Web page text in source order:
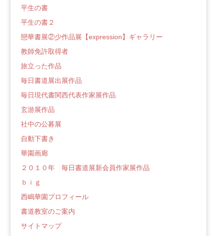
平生の書
平生の書２
戀華書展②少作品展【expression】ギャラリー
教師免許取得者
旅立った作品
毎日書道展出展作品
毎日現代書関西代表作家展作品
玄游展作品
社中の公募展
自動下書き
華園画廊
２０１０年 毎日書道展新会員作家展作品
ｂｉｇ
西嶋華園プロフィール
書道教室のご案内
サイトマップ